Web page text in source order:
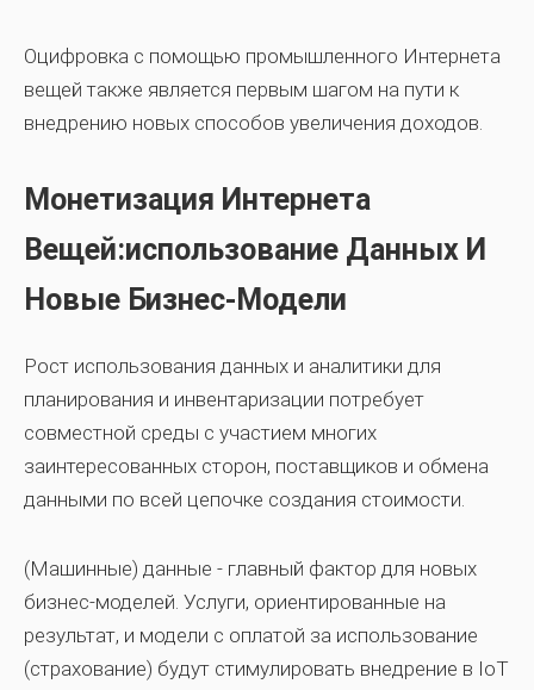
Оцифровка с помощью промышленного Интернета
вещей также является первым шагом на пути к
внедрению новых способов увеличения доходов.
Монетизация Интернета
Вещей:использование Данных И
Новые Бизнес-Модели
Рост использования данных и аналитики для
планирования и инвентаризации потребует
совместной среды с участием многих
заинтересованных сторон, поставщиков и обмена
данными по всей цепочке создания стоимости.
(Машинные) данные - главный фактор для новых
бизнес-моделей. Услуги, ориентированные на
результат, и модели с оплатой за использование
(страхование) будут стимулировать внедрение в IoT